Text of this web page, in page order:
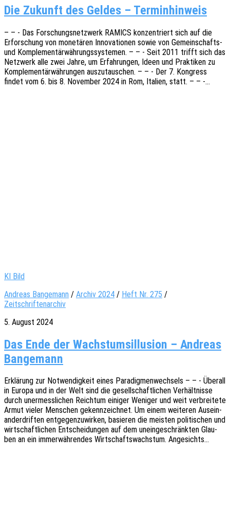
Die Zukunft des Geldes – Terminhinweis
– – - Das Forschungs­netz­werk RAMICS konzen­triert sich auf die
Erfor­schung von mone­tä­ren Inno­va­tio­nen sowie von Gemein­­schafts-
und Komple­men­tär­wäh­rungs­sys­te­men. – – - Seit 2011 trifft sich das
Netz­werk alle zwei Jahre, um Erfah­run­gen, Ideen und Prak­ti­ken zu
Komple­men­tär­wäh­run­gen auszu­tau­schen. – – - Der 7. Kongress
findet vom 6. bis 8. Novem­ber 2024 in Rom, Itali­en, statt. – – -…
KI Bild
Andreas Bangemann / Archiv 2024 / Heft Nr. 275 /
Zeitschriftenarchiv
5. August 2024
Das Ende der Wachstumsillusion – Andreas
Bangemann
Erklä­rung zur Notwen­dig­keit eines Para­dig­men­wech­sels – – - Über­all
in Europa und in der Welt sind die gesell­schaft­li­chen Verhält­nis­se
durch uner­mess­li­chen Reich­tum eini­ger Weni­ger und weit verbrei­te­te
Armut vieler Menschen gekenn­zeich­net. Um einem weite­ren Ausein­
an­der­drif­ten entge­gen­zu­wir­ken, basie­ren die meis­ten poli­ti­schen und
wirt­schaft­li­chen Entschei­dun­gen auf dem unein­ge­schränk­ten Glau­
ben an ein immer­wäh­ren­des Wirt­schafts­wachs­tum. Angesichts…